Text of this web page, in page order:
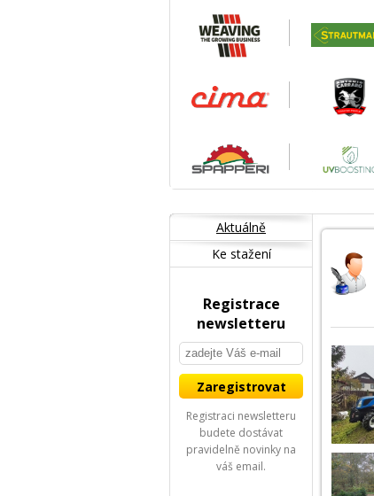
Aktuálně
Ke stažení
Registrace
newsletteru
Registraci newsletteru
budete dostávat
pravidelně novinky na
váš email.